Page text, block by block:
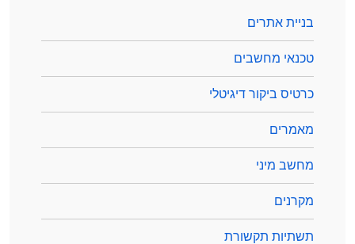
בניית אתרים
טכנאי מחשבים
כרטיס ביקור דיגיטלי
מאמרים
מחשב מיני
מקרנים
תשתיות תקשורת